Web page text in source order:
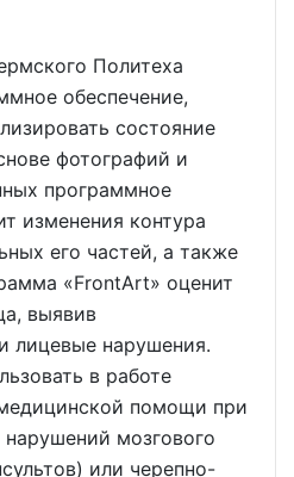
Политеха
обеспечение,
состояние
фотографий и
программное
изменения контура
его частей, а также
«FrontArt» оценит
выявив
лицевые нарушения.
в работе
помощи при
мозгового
или черепно-